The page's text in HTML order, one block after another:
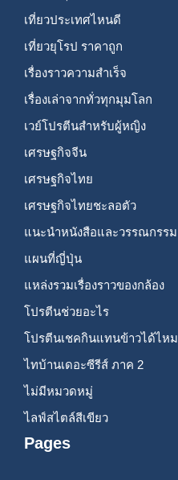
เที่ยวประเทศไหนดี
เที่ยวยุโรป ราคาถูก
เรื่องราวความสำเร็จ
เรื่องเล่าจากทั่วทุกมุมโลก
เวย์โปรตีนสำหรับผู้หญิง
เศรษฐกิจจีน
เศรษฐกิจไทย
เศรษฐกิจไทยชะลอตัว
แนะนำหนังสือและวรรณกรรม
แผนที่ญี่ปุ่น
แหล่งรวมเรื่องราวของกล้อง
โปรตีนช่วยอะไร
โปรตีนเชคกินแทนข้าวได้ไหม
ไทบ้านเดอะซีรีส์ ภาค 2
ไม่มีหมวดหมู่
ไลฟ์สไตล์สีเขียว
Pages